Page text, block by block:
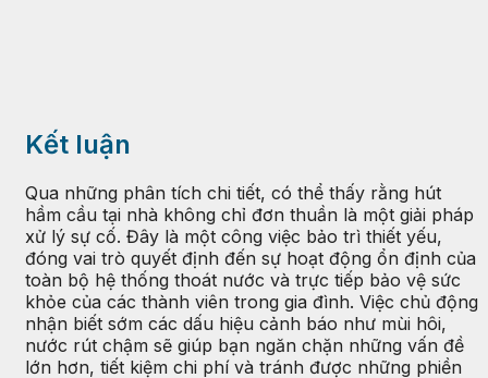
Kết luận
Qua những phân tích chi tiết, có thể thấy rằng hút
hầm cầu tại nhà không chỉ đơn thuần là một giải pháp
xử lý sự cố. Đây là một công việc bảo trì thiết yếu,
đóng vai trò quyết định đến sự hoạt động ổn định của
toàn bộ hệ thống thoát nước và trực tiếp bảo vệ sức
khỏe của các thành viên trong gia đình. Việc chủ động
nhận biết sớm các dấu hiệu cảnh báo như mùi hôi,
nước rút chậm sẽ giúp bạn ngăn chặn những vấn đề
lớn hơn, tiết kiệm chi phí và tránh được những phiền